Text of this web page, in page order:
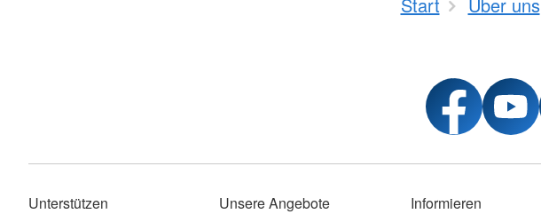
Unterstützen
Unsere Angebote
Informieren